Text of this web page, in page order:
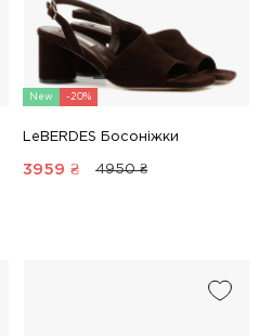
New -20%
LeBERDES Босоніжки
3959 ₴ 4950 ₴